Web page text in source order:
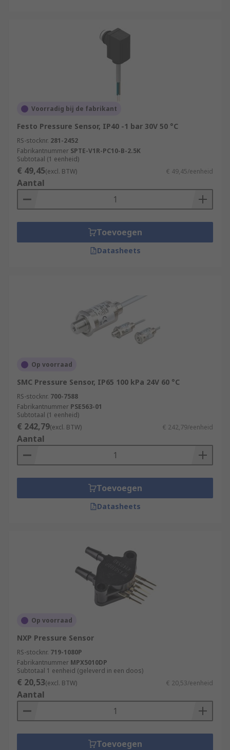
Voorradig bij de fabrikant
Festo Pressure Sensor, IP40 -1 bar 30V 50 °C
RS-stocknr. 281-2452
Fabrikantnummer SPTE-V1R-PC10-B-2.5K
Subtotaal (1 eenheid)
€ 49,45(excl. BTW) € 49,45/eenheid
Aantal
Toevoegen
Datasheets
Op voorraad
SMC Pressure Sensor, IP65 100 kPa 24V 60 °C
RS-stocknr. 700-7588
Fabrikantnummer PSE563-01
Subtotaal (1 eenheid)
€ 242,79(excl. BTW) € 242,79/eenheid
Aantal
Toevoegen
Datasheets
Op voorraad
NXP Pressure Sensor
RS-stocknr. 719-1080P
Fabrikantnummer MPX5010DP
Subtotaal 1 eenheid (geleverd in een doos)
€ 20,53(excl. BTW) € 20,53/eenheid
Aantal
Toevoegen